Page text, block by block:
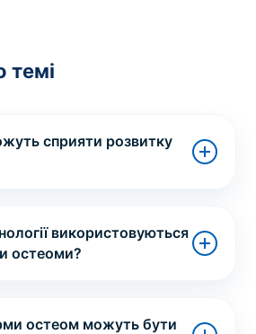
темі
сприяти розвитку
використовуються
остеоми?
остеом можуть бути